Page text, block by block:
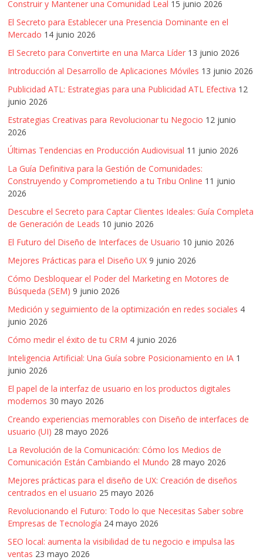
Construir y Mantener una Comunidad Leal 15 junio 2026
El Secreto para Establecer una Presencia Dominante en el
Mercado 14 junio 2026
El Secreto para Convertirte en una Marca Líder 13 junio 2026
Introducción al Desarrollo de Aplicaciones Móviles 13 junio 2026
Publicidad ATL: Estrategias para una Publicidad ATL Efectiva 12
junio 2026
Estrategias Creativas para Revolucionar tu Negocio 12 junio
2026
Últimas Tendencias en Producción Audiovisual 11 junio 2026
La Guía Definitiva para la Gestión de Comunidades:
Construyendo y Comprometiendo a tu Tribu Online 11 junio
2026
Descubre el Secreto para Captar Clientes Ideales: Guía Completa
de Generación de Leads 10 junio 2026
El Futuro del Diseño de Interfaces de Usuario 10 junio 2026
Mejores Prácticas para el Diseño UX 9 junio 2026
Cómo Desbloquear el Poder del Marketing en Motores de
Búsqueda (SEM) 9 junio 2026
Medición y seguimiento de la optimización en redes sociales 4
junio 2026
Cómo medir el éxito de tu CRM 4 junio 2026
Inteligencia Artificial: Una Guía sobre Posicionamiento en IA 1
junio 2026
El papel de la interfaz de usuario en los productos digitales
modernos 30 mayo 2026
Creando experiencias memorables con Diseño de interfaces de
usuario (UI) 28 mayo 2026
La Revolución de la Comunicación: Cómo los Medios de
Comunicación Están Cambiando el Mundo 28 mayo 2026
Mejores prácticas para el diseño de UX: Creación de diseños
centrados en el usuario 25 mayo 2026
Revolucionando el Futuro: Todo lo que Necesitas Saber sobre
Empresas de Tecnología 24 mayo 2026
SEO local: aumenta la visibilidad de tu negocio e impulsa las
ventas 23 mayo 2026